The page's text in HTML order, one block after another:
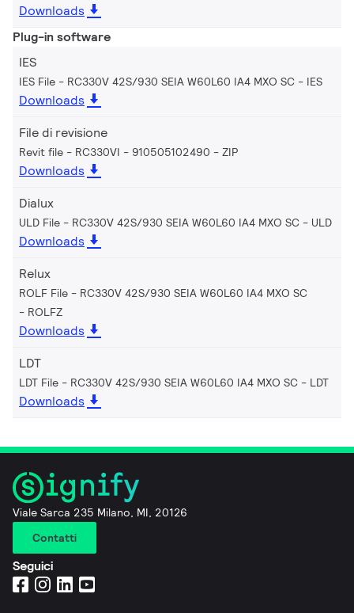
Downloads
Plug-in software
IES
IES File - RC330V 42S/930 SEIA W60L60 IA4 MXO SC IES
Downloads
File di revisione
Revit file - RC330VI - 910505102490 ZIP
Downloads
Dialux
ULD File - RC330V 42S/930 SEIA W60L60 IA4 MXO SC ULD
Downloads
Relux
ROLF File - RC330V 42S/930 SEIA W60L60 IA4 MXO SC
ROLFZ
Downloads
LDT
LDT File - RC330V 42S/930 SEIA W60L60 IA4 MXO SC LDT
Downloads
Viale Sarca 235 Milano, MI, 20126
Contatti
Seguici